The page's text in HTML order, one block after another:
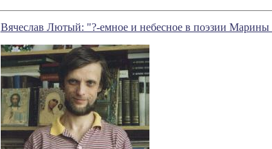
Вячеслав Лютый: "?-емное и небесное в поэзии Марины